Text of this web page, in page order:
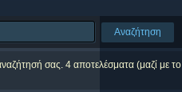
Αναζήτηση
σας. 4 αποτελέσματα (μαζί με το